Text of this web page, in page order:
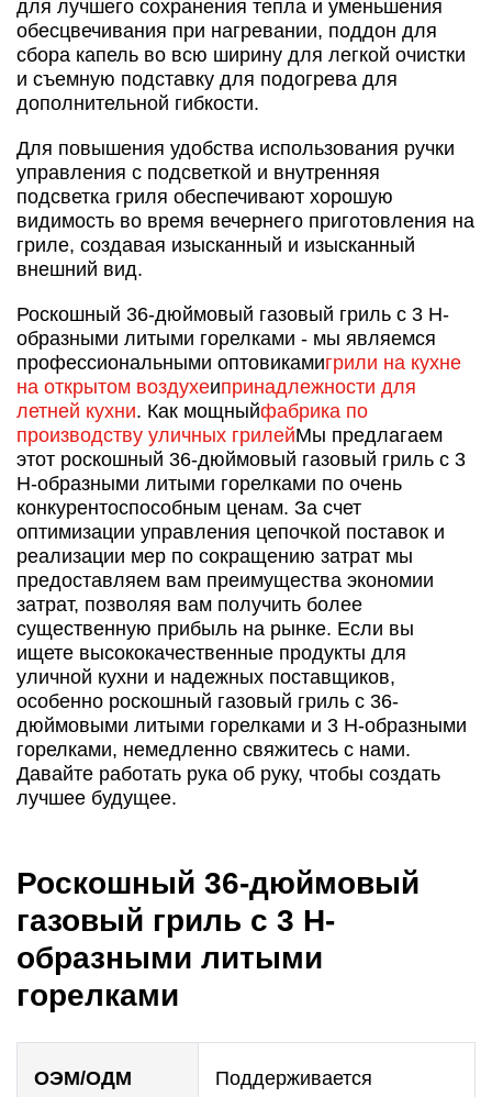
для лучшего сохранения тепла и уменьшения
обесцвечивания при нагревании, поддон для
сбора капель во всю ширину для легкой очистки
и съемную подставку для подогрева для
дополнительной гибкости.
Для повышения удобства использования ручки
управления с подсветкой и внутренняя
подсветка гриля обеспечивают хорошую
видимость во время вечернего приготовления на
гриле, создавая изысканный и изысканный
внешний вид.
Роскошный 36-дюймовый газовый гриль с 3 H-
образными литыми горелками - мы являемся
профессиональными оптовикамигрили на кухне
на открытом воздухеипринадлежности для
летней кухни. Как мощныйфабрика по
производству уличных грилейМы предлагаем
этот роскошный 36-дюймовый газовый гриль с 3
Н-образными литыми горелками по очень
конкурентоспособным ценам. За счет
оптимизации управления цепочкой поставок и
реализации мер по сокращению затрат мы
предоставляем вам преимущества экономии
затрат, позволяя вам получить более
существенную прибыль на рынке. Если вы
ищете высококачественные продукты для
уличной кухни и надежных поставщиков,
особенно роскошный газовый гриль с 36-
дюймовыми литыми горелками и 3 H-образными
горелками, немедленно свяжитесь с нами.
Давайте работать рука об руку, чтобы создать
лучшее будущее.
Роскошный 36-дюймовый
газовый гриль с 3 H-
образными литыми
горелками
ОЭМ/ОДМ Поддерживается